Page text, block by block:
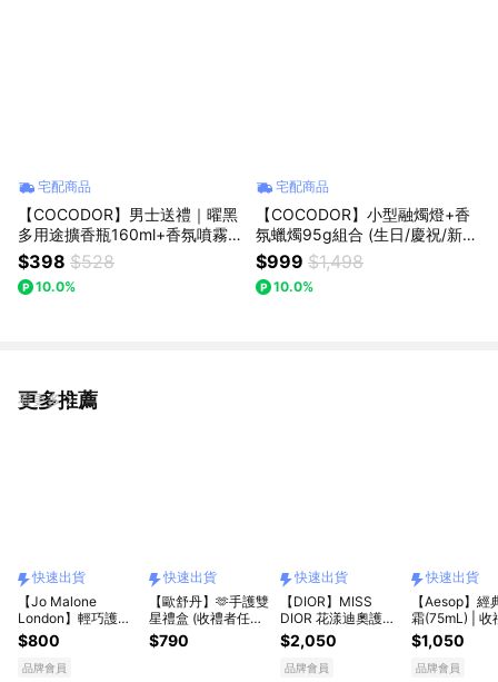
宅配商品
【COCODOR】男士送禮｜曜黑
多用途擴香瓶160ml+香氛噴霧8
0ml(獨家/男士專屬/車用擴香/送
禮/禮盒)
$398 $528
10.0%
宅配商品
【COCODOR】小型融燭燈+香
氛蠟燭95g組合 (生日/慶祝/新
年/過年/春節/情人節/年末/紀念
日/喬遷/療癒/慰勞/交換禮物/情
人/推薦/送禮/禮盒)
$999 $1,498
10.0%
更多推薦
看更多
快速出貨
【Jo Malone
London】輕巧護手
潤膚禮盒 快速出貨 |
享愛心禮盒+愛心磁
鐵 🎁 獅子座生日禮
$800
品牌會員
快速出貨
【歐舒丹】🫶手護雙
星禮盒 (收禮者任選
香氛)🫶 (護手霜
x2+禮盒) 果漾馬鞭
$790
快速出貨
【DIOR】MISS
DIOR 花漾迪奧護手
霜 [快速出貨]
$2,050
品牌會員
快速出貨
【Aesop】經
霜(75mL) | 收
選香氣｜快速
$1,050
品牌會員